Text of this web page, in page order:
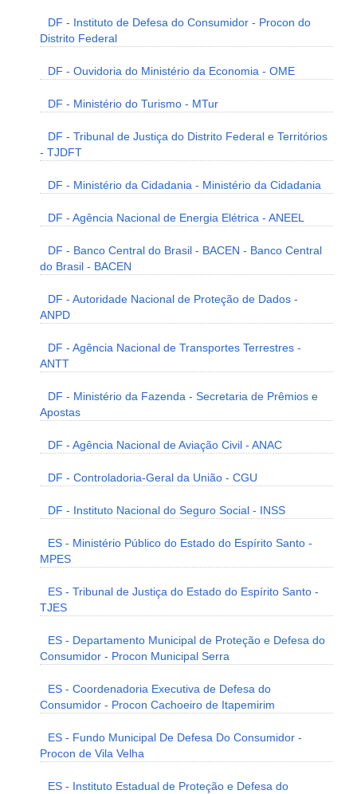
DF - Instituto de Defesa do Consumidor - Procon do
Distrito Federal
DF - Ouvidoria do Ministério da Economia - OME
DF - Ministério do Turismo - MTur
DF - Tribunal de Justiça do Distrito Federal e Territórios
- TJDFT
DF - Ministério da Cidadania - Ministério da Cidadania
DF - Agência Nacional de Energia Elétrica - ANEEL
DF - Banco Central do Brasil - BACEN - Banco Central
do Brasil - BACEN
DF - Autoridade Nacional de Proteção de Dados -
ANPD
DF - Agência Nacional de Transportes Terrestres -
ANTT
DF - Ministério da Fazenda - Secretaria de Prêmios e
Apostas
DF - Agência Nacional de Aviação Civil - ANAC
DF - Controladoria-Geral da União - CGU
DF - Instituto Nacional do Seguro Social - INSS
ES - Ministério Público do Estado do Espírito Santo -
MPES
ES - Tribunal de Justiça do Estado do Espírito Santo -
TJES
ES - Departamento Municipal de Proteção e Defesa do
Consumidor - Procon Municipal Serra
ES - Coordenadoria Executiva de Defesa do
Consumidor - Procon Cachoeiro de Itapemirim
ES - Fundo Municipal De Defesa Do Consumidor -
Procon de Vila Velha
ES - Instituto Estadual de Proteção e Defesa do